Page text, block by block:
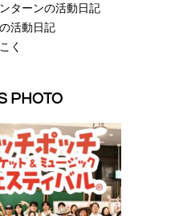
ターンの活動日記
活動日記
く
PHOTO